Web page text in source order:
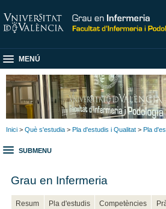
MENÚ
Inici > Què s'estudia > Pla d'estudis i Qualitat > Pla
SUBMENU
Grau en Infermeria
Resum Pla d'estudis Competències